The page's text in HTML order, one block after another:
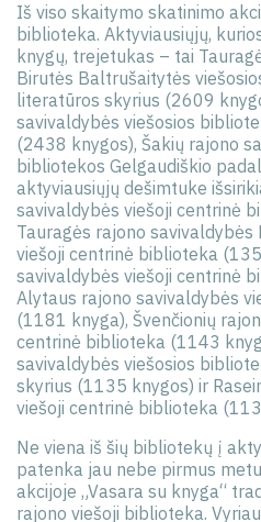
Iš viso skaitymo skatinimo
biblioteka. Aktyviausiųjų,
knygų, trejetukas – tai
Birutės Baltrušaitytės
literatūros skyrius (2609
savivaldybės viešosios
(2438 knygos), Šakių rajono
bibliotekos Gelgaudiškio
aktyviausiųjų dešimtuke
savivaldybės viešoji centrinė
Tauragės rajono
viešoji centrinė biblioteka
savivaldybės viešoji centrinė
Alytaus rajono savivaldybės
(1181 knyga), Švenčionių
centrinė biblioteka (1143
savivaldybės viešosios
skyrius (1135 knygos) ir
viešoji centrinė biblioteka
Ne viena iš šių bibliotekų į
patenka jau nebe pirmus
akcijoje „Vasara su knyga“
rajono viešoji biblioteka.